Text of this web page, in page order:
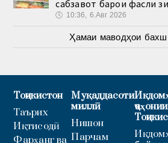
сабзавот барои фасли
🕔 10:36, 6.Авг 2026
Ҳамаи маводҳои бахш
Тоҷикистон
Таърих
Иқтисодӣ
Фарҳанг ва
Муқаддасоти
миллӣ
Нишон
Парчам
ҷаҳонии